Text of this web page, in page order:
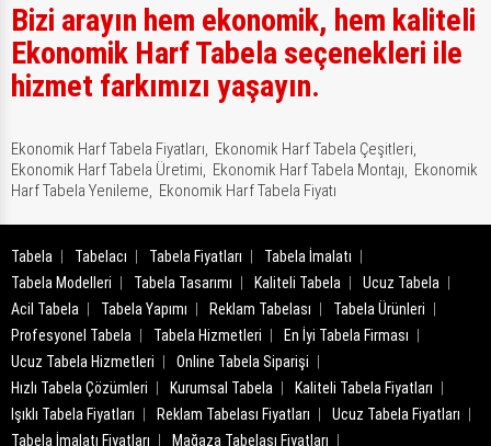
Bizi arayın hem ekonomik, hem kaliteli
Ekonomik Harf Tabela seçenekleri ile
hizmet farkımızı yaşayın.
Ekonomik Harf Tabela Fiyatları, Ekonomik Harf Tabela Çeşitleri,
Ekonomik Harf Tabela Üretimi, Ekonomik Harf Tabela Montajı, Ekonomik
Harf Tabela Yenileme, Ekonomik Harf Tabela Fiyatı
Tabela Tabelacı Tabela Fiyatları
Tabela İmalatı
Tabela Modelleri
Tabela Tasarımı Kaliteli Tabela
Ucuz Tabela
Acil Tabela
Tabela Yapımı Reklam Tabelası
Tabela Ürünleri
Profesyonel Tabela
Tabela Hizmetleri
En İyi Tabela Firması
Ucuz Tabela Hizmetleri
Online Tabela Siparişi
Hızlı Tabela Çözümleri
Kurumsal Tabela
Kaliteli Tabela Fiyatları
Işıklı Tabela Fiyatları
Reklam Tabelası Fiyatları
Ucuz Tabela Fiyatları
Tabela İmalatı Fiyatları
Mağaza Tabelası Fiyatları